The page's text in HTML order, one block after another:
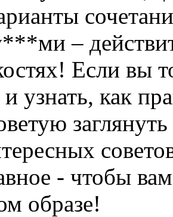
–
Если вы
узнать, как
- чтобы
образе!